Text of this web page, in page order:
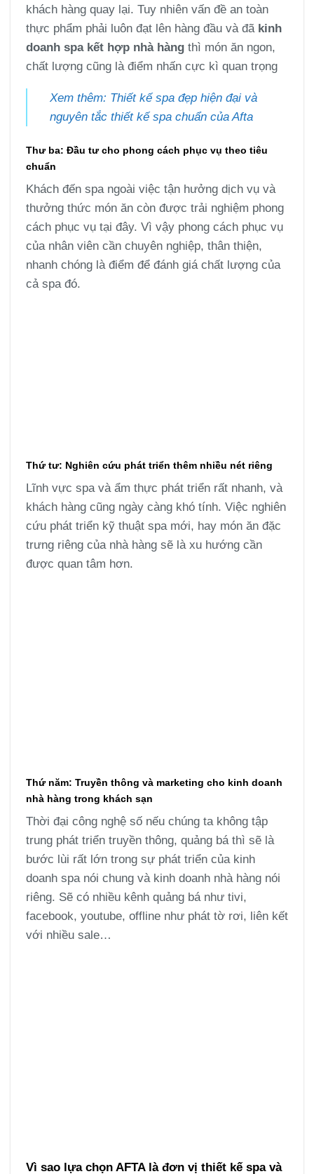
khách hàng quay lại. Tuy nhiên vấn đề an toàn
thực phẩm phải luôn đạt lên hàng đầu và đã kinh
doanh spa kết hợp nhà hàngthì món ăn ngon,
chất lượng cũng là điểm nhấn cực kì quan trọng
Xem thêm: Thiết kế spa đẹp hiện đại và
nguyên tắc thiết kế spa chuẩn của Afta
Thư ba: Đầu tư cho phong cách phục vụ theo tiêu
chuẩn
Khách đến spa ngoài việc tận hưởng dịch vụ và
thưởng thức món ăn còn được trải nghiệm phong
cách phục vụ tại đây. Vì vậy phong cách phục vụ
của nhân viên cần chuyên nghiệp, thân thiện,
nhanh chóng là điểm để đánh giá chất lượng của
cả spa đó.
Thứ tư: Nghiên cứu phát triển thêm nhiều nét riêng
Lĩnh vực spa và ẩm thực phát triển rất nhanh, và
khách hàng cũng ngày càng khó tính. Việc nghiên
cứu phát triển kỹ thuật spa mới, hay món ăn đặc
trưng riêng của nhà hàng sẽ là xu hướng cần
được quan tâm hơn.
Thứ năm: Truyền thông và marketing cho kinh doanh
nhà hàng trong khách sạn
Thời đại công nghệ số nếu chúng ta không tập
trung phát triển truyền thông, quảng bá thì sẽ là
bước lùi rất lớn trong sự phát triển của kinh
doanh spa nói chung và kinh doanh nhà hàng nói
riêng. Sẽ có nhiều kênh quảng bá như tivi,
facebook, youtube, offline như phát tờ rơi, liên kết
với nhiều sale…
Vì sao lựa chọn AFTA là đơn vị thiết kế spa và